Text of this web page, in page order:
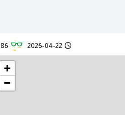
2026-04-22
86
+
−